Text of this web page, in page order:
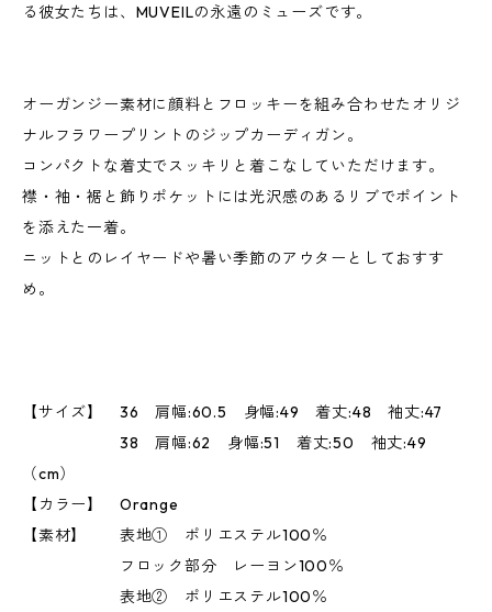
る彼女たちは、MUVEILの永遠のミューズです。
オーガンジー素材に顔料とフロッキーを組み合わせたオリジ
ナルフラワープリントのジップカーディガン。
コンパクトな着丈でスッキリと着こなしていただけます。
襟・袖・裾と飾りポケットには光沢感のあるリブでポイント
を添えた一着。
ニットとのレイヤードや暑い季節のアウターとしておすす
め。
【サイズ】 36 肩幅:60.5 身幅:49 着丈:48 袖丈:47
38 肩幅:62 身幅:51 着丈:50 袖丈:49
（cm）
【カラー】 Orange
【素材】 表地① ポリエステル100％
フロック部分 レーヨン100％
表地② ポリエステル100％